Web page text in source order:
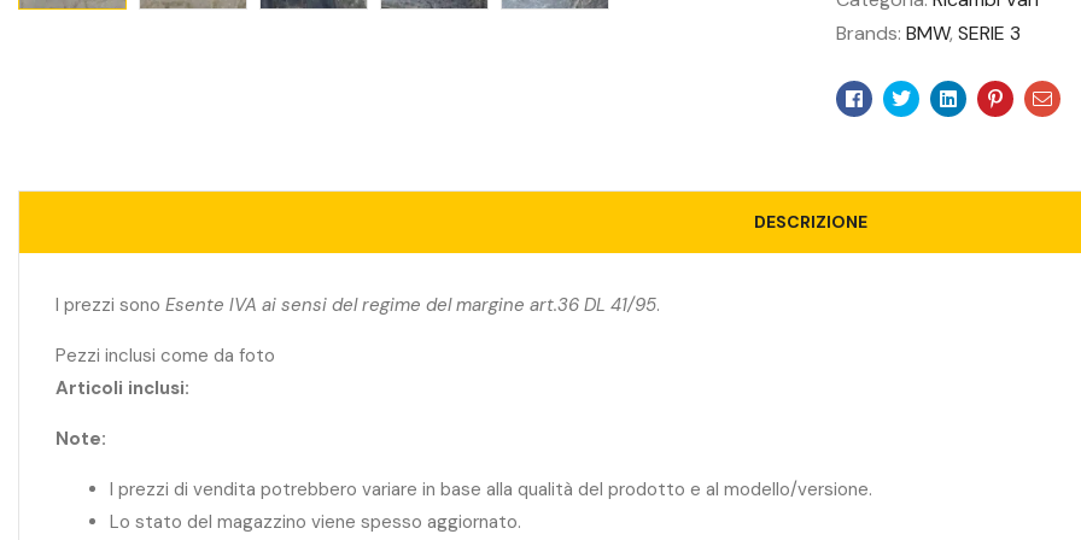
Brands:BMW,SERIE 3
Facebook
TwitterLinkedin
DESCRIZIONE
I prezzi sono Esente IVA ai sensi del regime del margine art.36 DL 41/95.
Pezzi inclusi come da foto
Articoli inclusi:
Note:
I prezzi di vendita potrebbero variare in base alla qualità del prodotto e al modello/versione.
Lo stato del magazzino viene spesso aggiornato.